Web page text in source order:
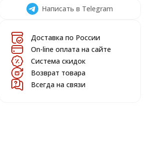
Написать в Telegram
Доставка по России
On-line оплата на сайте
Система скидок
Возврат товара
Всегда на связи